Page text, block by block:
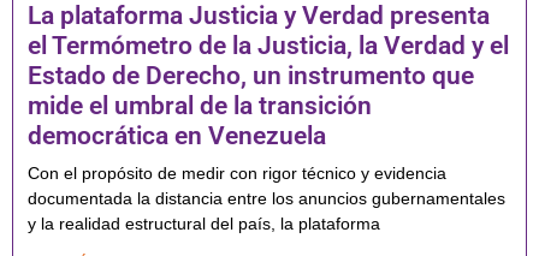
La plataforma Justicia y Verdad presenta
el Termómetro de la Justicia, la Verdad y el
Estado de Derecho, un instrumento que
mide el umbral de la transición
democrática en Venezuela
Con el propósito de medir con rigor técnico y evidencia
documentada la distancia entre los anuncios gubernamentales
y la realidad estructural del país, la plataforma